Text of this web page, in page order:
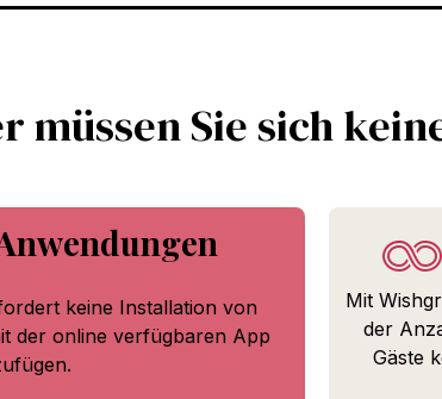
müssen Sie sich
keine Installation von
der online verfügbaren App
Mit
der
Gäste